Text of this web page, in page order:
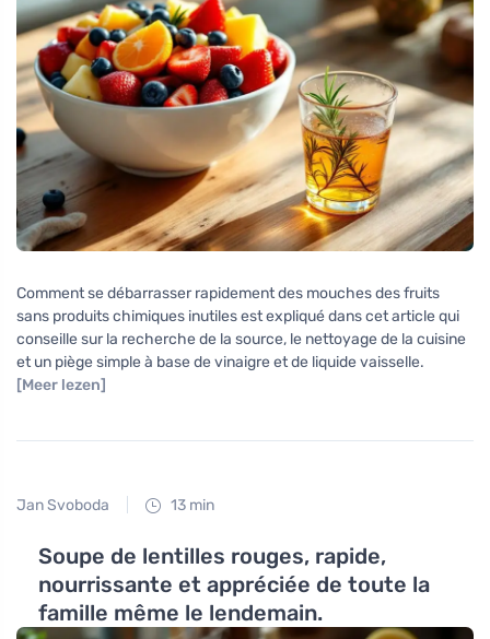
Comment se débarrasser rapidement des mouches des fruits
sans produits chimiques inutiles est expliqué dans cet article qui
conseille sur la recherche de la source, le nettoyage de la cuisine
et un piège simple à base de vinaigre et de liquide vaisselle.
[Meer lezen]
Jan Svoboda 13 min
Soupe de lentilles rouges, rapide,
nourrissante et appréciée de toute la
famille même le lendemain.